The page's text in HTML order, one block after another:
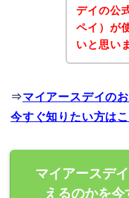
デイの公
ペイ）が
いと思い
⇒マイアースデイの
今すぐ知りたい方は
マイアースデ
えるのかを